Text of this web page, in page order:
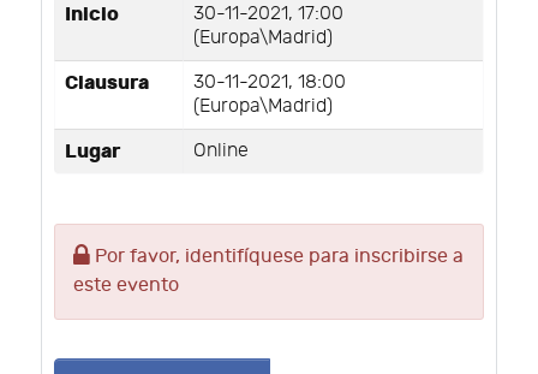
Inicio
30-11-2021, 17:00
(Europa\Madrid)
Clausura
30-11-2021, 18:00
(Europa\Madrid)
Lugar Online
Por favor, identifíquese para inscribirse a
este evento